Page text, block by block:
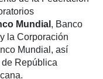
Mundial , Banco
la Corporación
Mundial, así
República